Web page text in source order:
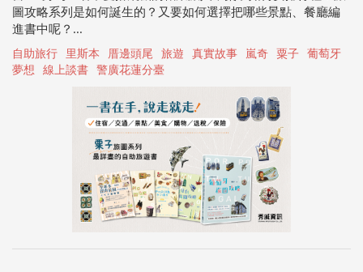
圖攻略系列是如何誕生的？又要如何選擇把哪些景點、餐廳編
進書中呢？...
自助旅行 里斯本 厝邊頭尾 旅遊 真實故事 嵐奇 粟子
葡萄牙
夢想
線上談書 警廣花蓮分臺